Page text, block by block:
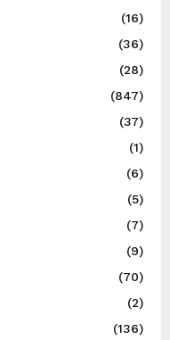
(16)
(36)
(28)
(847)
(37)
(1)
(6)
(5)
(7)
(9)
(70)
(2)
(136)